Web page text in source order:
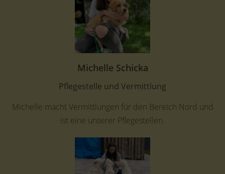
Michelle Schicka
Pflegestelle und Vermittlung
Michelle macht Vermittlungen für den Bereich Nord und
ist eine unserer Pflegestellen.